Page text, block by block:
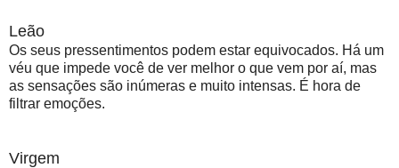
Leão
Os seus pressentimentos podem estar equivocados. Há um
véu que impede você de ver melhor o que vem por aí, mas
as sensações são inúmeras e muito intensas. É hora de
filtrar emoções.
Virgem